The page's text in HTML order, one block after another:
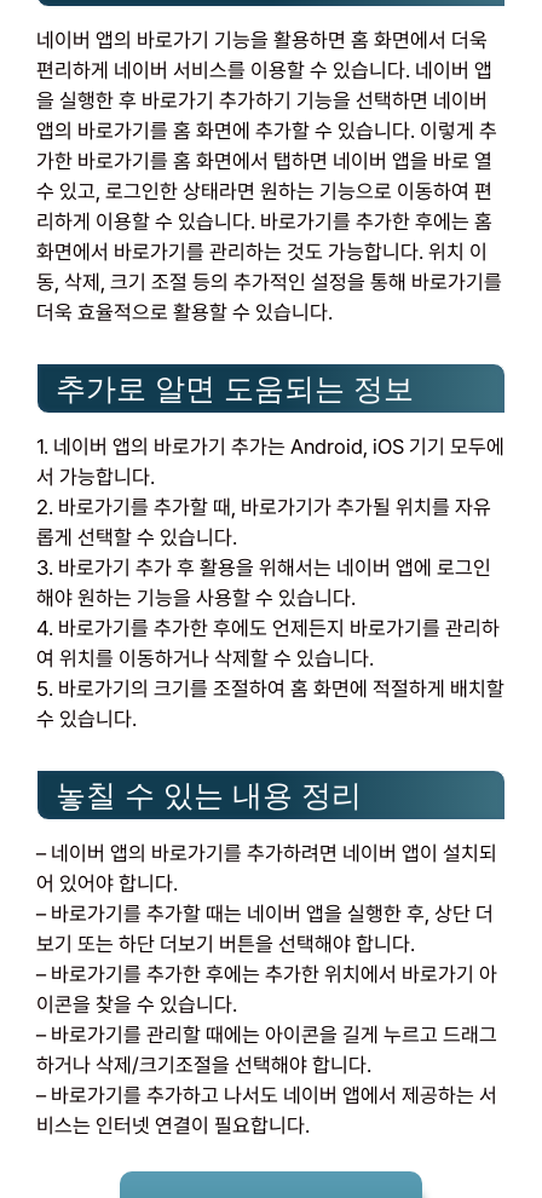
네이버 앱의 바로가기 기능을 활용하면 홈 화면에서 더욱
편리하게 네이버 서비스를 이용할 수 있습니다. 네이버 앱
을 실행한 후 바로가기 추가하기 기능을 선택하면 네이버
앱의 바로가기를 홈 화면에 추가할 수 있습니다. 이렇게 추
가한 바로가기를 홈 화면에서 탭하면 네이버 앱을 바로 열
수 있고, 로그인한 상태라면 원하는 기능으로 이동하여 편
리하게 이용할 수 있습니다. 바로가기를 추가한 후에는 홈
화면에서 바로가기를 관리하는 것도 가능합니다. 위치 이
동, 삭제, 크기 조절 등의 추가적인 설정을 통해 바로가기를
더욱 효율적으로 활용할 수 있습니다.
추가로 알면 도움되는 정보
1. 네이버 앱의 바로가기 추가는 Android, iOS 기기 모두에
서 가능합니다.
2. 바로가기를 추가할 때, 바로가기가 추가될 위치를 자유
롭게 선택할 수 있습니다.
3. 바로가기 추가 후 활용을 위해서는 네이버 앱에 로그인
해야 원하는 기능을 사용할 수 있습니다.
4. 바로가기를 추가한 후에도 언제든지 바로가기를 관리하
여 위치를 이동하거나 삭제할 수 있습니다.
5. 바로가기의 크기를 조절하여 홈 화면에 적절하게 배치할
수 있습니다.
놓칠 수 있는 내용 정리
– 네이버 앱의 바로가기를 추가하려면 네이버 앱이 설치되
어 있어야 합니다.
– 바로가기를 추가할 때는 네이버 앱을 실행한 후, 상단 더
보기 또는 하단 더보기 버튼을 선택해야 합니다.
– 바로가기를 추가한 후에는 추가한 위치에서 바로가기 아
이콘을 찾을 수 있습니다.
– 바로가기를 관리할 때에는 아이콘을 길게 누르고 드래그
하거나 삭제/크기조절을 선택해야 합니다.
– 바로가기를 추가하고 나서도 네이버 앱에서 제공하는 서
비스는 인터넷 연결이 필요합니다.